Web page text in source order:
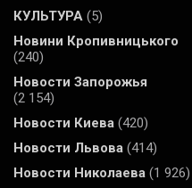
КУЛЬТУРА (5)
Новини Кропивницького
(240)
Новости Запорожья
(2 154)
Новости Киева (420)
Новости Львова (414)
Новости Николаева (1 926)